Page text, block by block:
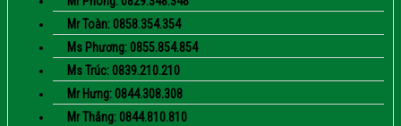
Mr Toàn: 0858.354.354
Ms Phương: 0855.854.854
Ms Trúc: 0839.210.210
Mr Hưng: 0844.308.308
Mr Thắng: 0844.810.810